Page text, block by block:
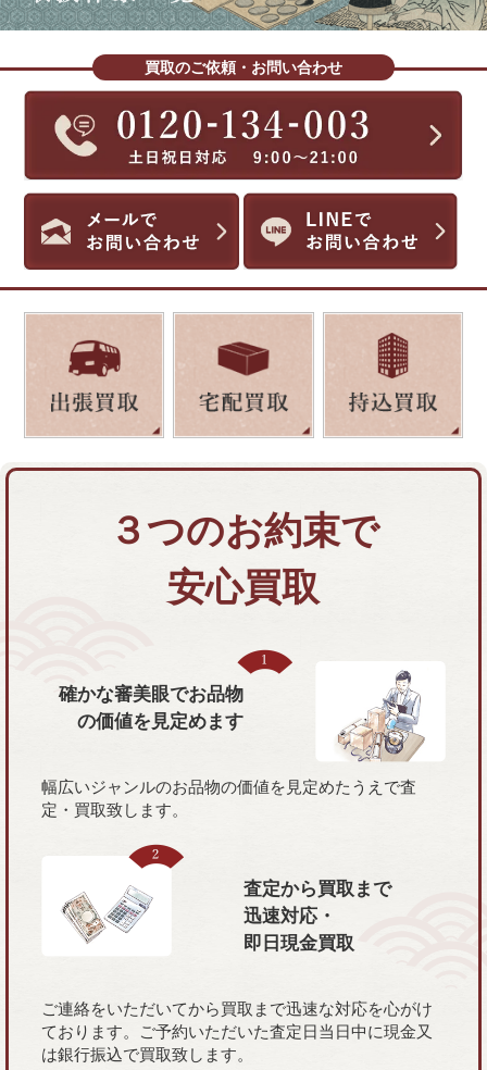
買取のご依頼・お問い合わせ
３つのお約束で
安心買取
確かな審美眼でお品物
の価値を 見定めます
幅広いジャンルのお品物の価値を見定めたうえで査
定・買取致します。
査定から買取まで
迅速対応・
即日現金買取
ご連絡をいただいてから買取まで迅速な対応を心がけ
ております。ご予約いただいた査定日当日中に現金又
は銀行振込で買取致します。